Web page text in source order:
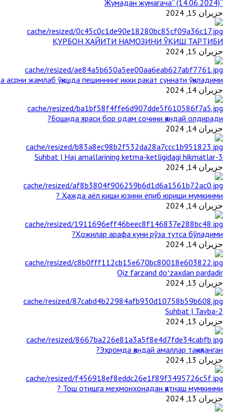
“Жумадан жумагача” (14.06.2024)
حزيران 15, 2024
ҚУРБОН ҲАЙИТИ НАМОЗИНИ ЎҚИШ ТАРТИБИ
حزيران 15, 2024
жамлаб ўқишда пешиннинг икки ракат суннати ўқиладими?
حزيران 14, 2024
Бошида яраси бор одам сочини қандай олдиради?
حزيران 14, 2024
3-Suhbat | Haj amallarining ketma-ketligidagi hikmatlar
حزيران 14, 2024
Ҳажда аёл киши юзини ёпиб юриши мумкинми ?
حزيران 14, 2024
Ҳожилар арафа куни рўза тутса бўладими?
حزيران 14, 2024
Qiz farzand doʻzaxdan pardadir
حزيران 13, 2024
2-Suhbat | Tavba
حزيران 13, 2024
Эҳромда қандай амаллар тақиқланган?
حزيران 13, 2024
Тош отишга меҳмонхонадан қатнаш мумкинми ?
حزيران 13, 2024